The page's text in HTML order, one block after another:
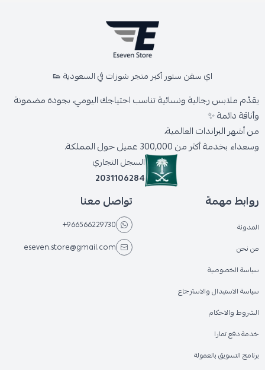
اي سفن ستور أكبر متجر شوزات في السعودية 👟
يقدّم ملابس رجالية ونسائية تناسب احتياجك اليومي، بجودة مضمونة
وأناقة دائمة ✨
من أشهر البراندات العالمية،
وسعداء بخدمة أكثر من 300,000 عميل حول المملكة.
السجل التجاري
2031106284
روابط مهمة
المدونة
من نحن
سياسة الخصوصية
سياسة الاستبدال والاسترجاع
الشروط والاحكام
خدمة دفع تمارا
برنامج التسويق بالعمولة
تواصل معنا
+966566229730
eseven.store@gmail.com